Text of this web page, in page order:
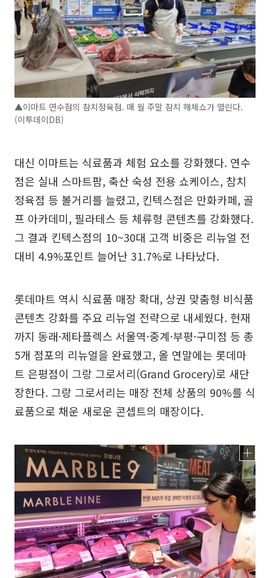
▲이마트 연수점의 참치정육점. 매 월 주말 참치 해체쇼가 열린다.
(이투데이DB)
대신 이마트는 식료품과 체험 요소를 강화했다. 연수
점은 실내 스마트팜, 축산 숙성 전용 쇼케이스, 참치
정육점 등 볼거리를 늘렸고, 킨텍스점은 만화카페, 골
프 아카데미, 필라테스 등 체류형 콘텐츠를 강화했다.
그 결과 킨텍스점의 10~30대 고객 비중은 리뉴얼 전
대비 4.9%포인트 늘어난 31.7%로 나타났다.
롯데마트 역시 식료품 매장 확대, 상권 맞춤형 비식품
콘텐츠 강화를 주요 리뉴얼 전략으로 내세웠다. 현재
까지 동래·제타플렉스 서울역·중계·부평·구미점 등 총
5개 점포의 리뉴얼을 완료했고, 올 연말에는 롯데마
트 은평점이 그랑 그로서리(Grand Grocery)로 새단
장한다. 그랑 그로서리는 매장 전체 상품의 90%를 식
료품으로 채운 새로운 콘셉트의 매장이다.